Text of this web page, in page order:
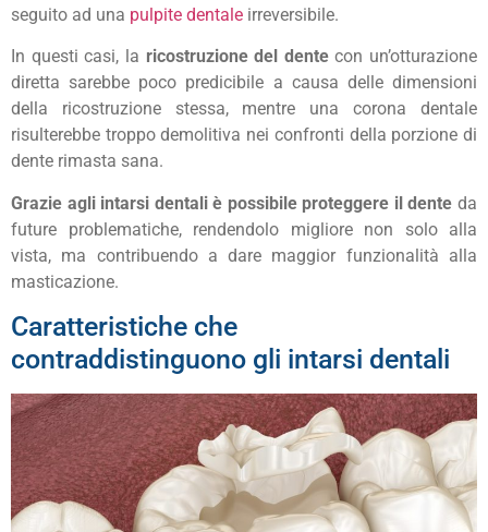
seguito ad una pulpite dentale irreversibile.
In questi casi, la ricostruzione del dentecon un’otturazione
diretta sarebbe poco predicibile a causa delle dimensioni
della ricostruzione stessa, mentre una corona dentale
risulterebbe troppo demolitiva nei confronti della porzione di
dente rimasta sana.
Grazie agli intarsi dentali è possibile proteggere il dente da
future problematiche, rendendolo migliore non solo alla
vista, ma contribuendo a dare maggior funzionalità alla
masticazione.
Caratteristiche che
contraddistinguono gli intarsi dentali